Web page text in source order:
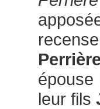
Perrière
épouse
leur fils